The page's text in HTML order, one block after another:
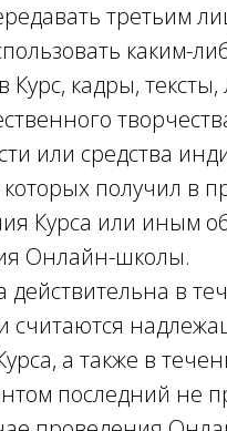
третьим
каким-
Курс, кадры,
или средства
получил в
Курса или иным
Онлайн-школы.
действительна в
считаются
а также в
последний не